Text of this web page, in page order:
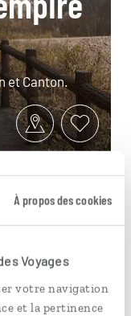
À propos des cookies
Voyages
votre navigation
et la pertinence
et Canton.
loin